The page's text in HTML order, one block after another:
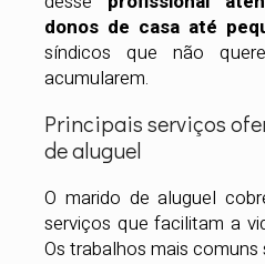
donos de casa até
síndicos que não
acumularem.
Principais serviços
de aluguel
O marido de aluguel
serviços que facilitam a
Os trabalhos mais comuns